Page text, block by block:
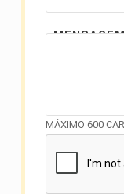
MÁXIMO 600